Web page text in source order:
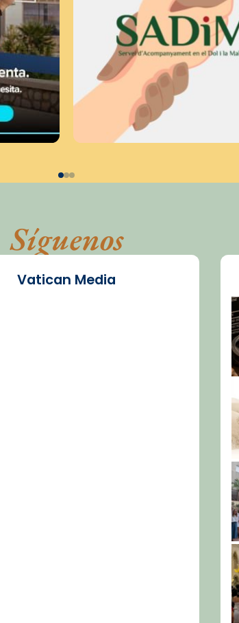
Síguenos
Vatican Media